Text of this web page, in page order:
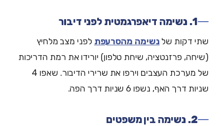
1. נשימה דיאפרגמטית לפני דיבור
שתי דקות של נשימה מהסרעפת לפני מצב מלחיץ
(שיחה, פרזנטציה, שיחת טלפון) יורידו את רמת הדריכות
של מערכת העצבים וירפו את שרירי הדיבור. שאפו 4
שניות דרך האף, נשפו 6 שניות דרך הפה.
2. נשימה בין משפטים